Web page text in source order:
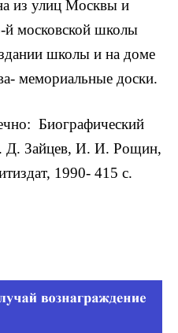
из улиц Москвы и
й московской школы
школы и на доме
мемориальные доски.
Биографический
Зайцев, И. И. Рощин,
1990- 415 с.